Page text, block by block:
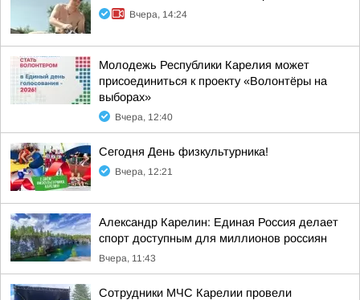
Вчера, 14:24
Молодежь Республики Карелия может
присоединиться к проекту «Волонтёры на
выборах»
Вчера, 12:40
Сегодня День физкультурника!
Вчера, 12:21
Александр Карелин: Единая Россия делает
спорт доступным для миллионов россиян
Вчера, 11:43
Сотрудники МЧС Карелии провели